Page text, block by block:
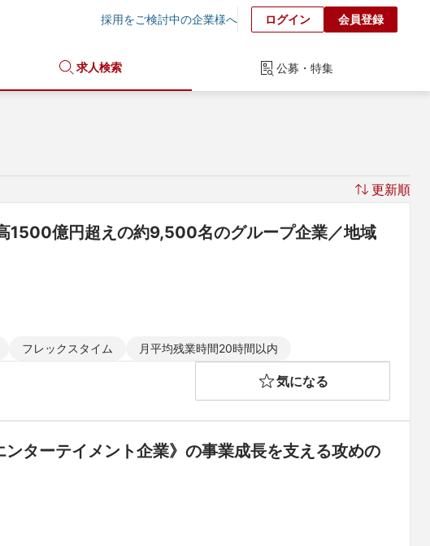
採用をご検討中の企業様へ ログイン 会員登録
求人検索 公募・特集
更新順
1500億円超えの約9,500名のグループ企業／地域
フレックスタイム 月平均残業時間20時間以内
気になる
ターテイメント企業》の事業成長を支える攻めの